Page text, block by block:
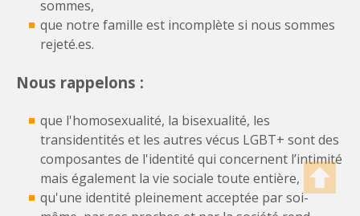
sommes,
que notre famille est incomplète si nous sommes
rejeté.es.
Nous rappelons :
que l'homosexualité, la bisexualité, les
transidentités et les autres vécus LGBT+ sont des
composantes de l'identité qui concernent l’intimité
mais également la vie sociale toute entière,
qu'une identité pleinement acceptée par soi-